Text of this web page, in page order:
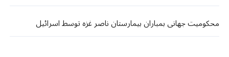
محکومیت جهانی بمباران بیمارستان ناصر غزه توسط اسرائیل